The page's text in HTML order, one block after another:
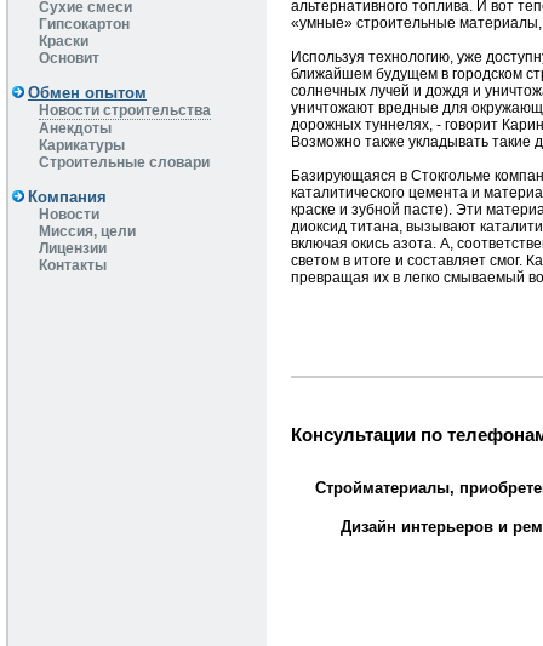
Сухие смеси
Гипсокартон
Краски
Основит
Обмен опытом
Новости строительства
Анекдоты
Карикатуры
Строительные словари
Компания
Новости
Миссия, цели
Лицензии
Контакты
альтернативного топлива. И вот
«умные» строительные
Используя технологию, уже
ближайшем будущем в городском
солнечных лучей и дождя и
уничтожают вредные для
дорожных туннелях, - говорит
Возможно также укладывать такие
Базирующаяся в Стокгольме
каталитического цемента и
краске и зубной пасте). Эти
диоксид титана, вызывают
включая окись азота. А,
светом в итоге и составляет смог.
превращая их в легко смываемый
Консультации по
Стройматериалы,
Дизайн интерьеров и